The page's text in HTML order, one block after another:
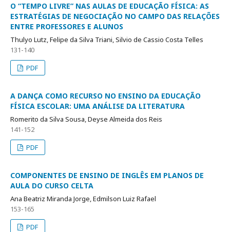
O “TEMPO LIVRE” NAS AULAS DE EDUCAÇÃO FÍSICA: AS
ESTRATÉGIAS DE NEGOCIAÇÃO NO CAMPO DAS RELAÇÕES
ENTRE PROFESSORES E ALUNOS
Thulyo Lutz, Felipe da Silva Triani, Silvio de Cassio Costa Telles
131-140
PDF
A DANÇA COMO RECURSO NO ENSINO DA EDUCAÇÃO
FÍSICA ESCOLAR: UMA ANÁLISE DA LITERATURA
Romerito da Silva Sousa, Deyse Almeida dos Reis
141-152
PDF
COMPONENTES DE ENSINO DE INGLÊS EM PLANOS DE
AULA DO CURSO CELTA
Ana Beatriz Miranda Jorge, Edmilson Luiz Rafael
153-165
PDF